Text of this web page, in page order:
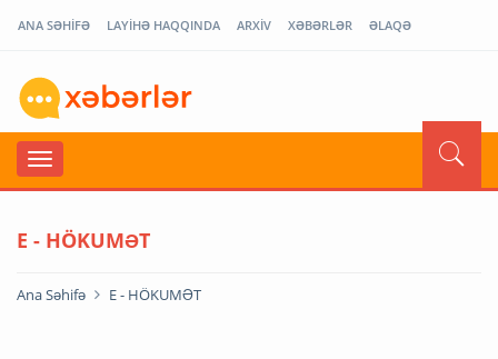
ANA SƏHİFƏ LAYİHƏ HAQQINDA ARXİV XƏBƏRLƏR ƏLAQƏ
E - HÖKUMƏT
Ana Səhifə E - HÖKUMƏT